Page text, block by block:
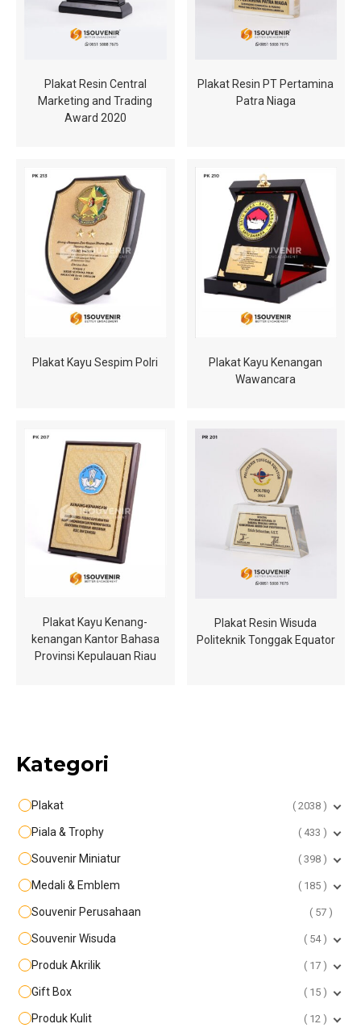
Plakat Resin Central
Marketing and Trading
Award 2020
Plakat Resin PT Pertamina
Patra Niaga
Plakat Kayu Sespim Polri
Plakat Kayu Kenangan
Wawancara
Plakat Kayu Kenang-
kenangan Kantor Bahasa
Provinsi Kepulauan Riau
Plakat Resin Wisuda
Politeknik Tonggak Equator
Kategori
Plakat 2038
Piala & Trophy 433
Souvenir Miniatur 398
Medali & Emblem 185
Souvenir Perusahaan 57
Souvenir Wisuda 54
Produk Akrilik 17
Gift Box 15
Produk Kulit 12